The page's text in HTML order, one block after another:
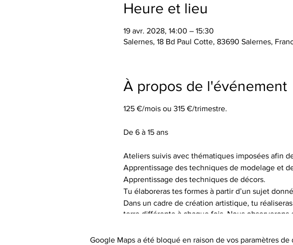
Heure et lieu
19 avr. 2028, 14:00 – 15:30
Salernes, 18 Bd Paul Cotte, 83690 Salernes,
À propos de l'événement
125 €/mois ou 315 €/trimestre.
De 6 à 15 ans
Ateliers suivis avec thématiques imposées afin
Apprentissage des techniques de modelage et
Apprentissage des techniques de décors.
Tu élaboreras tes formes à partir d’un sujet
Dans un cadre de création artistique, tu
terre différente à chaque fois. Nous
Tu auras à ta disposition le choix de 5 terres
Google Maps a été bloqué en raison de vos paramètres